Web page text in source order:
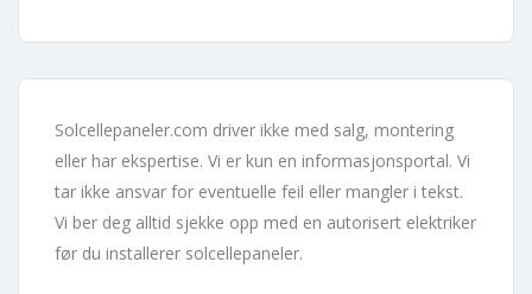
Solcellepaneler.com driver ikke med salg, montering
eller har ekspertise. Vi er kun en informasjonsportal. Vi
tar ikke ansvar for eventuelle feil eller mangler i tekst.
Vi ber deg alltid sjekke opp med en autorisert elektriker
før du installerer solcellepaneler.